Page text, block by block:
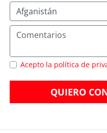
Acepto la política de
QUIERO